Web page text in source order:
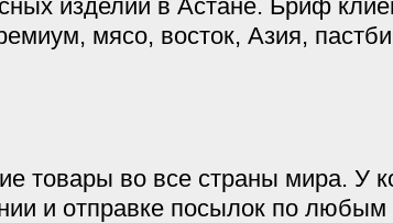
изделий в Астане. Бриф
мясо, восток, Азия,
товары во все страны мира. У
и отправке посылок по любым